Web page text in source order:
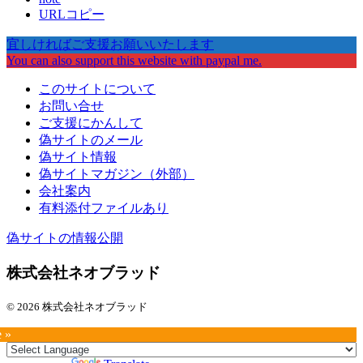
URLコピー
宜しければご支援お願いいたします
You can also support this website with paypal me.
このサイトについて
お問い合せ
ご支援にかんして
偽サイトのメール
偽サイト情報
偽サイトマガジン（外部）
会社案内
有料添付ファイルあり
偽サイトの情報公開
株式会社ネオブラッド
© 2026 株式会社ネオブラッド
»